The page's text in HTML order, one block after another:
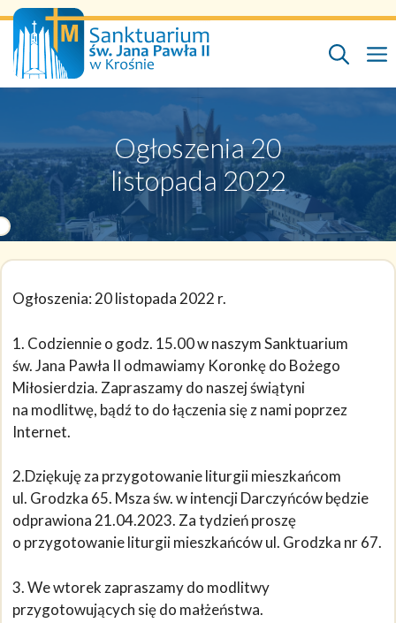
Przejdź
do
treści
Ogłoszenia 20
listopada 2022
Ogłoszenia: 20 listopada 2022 r.
1. Codziennie o godz. 15.00 w naszym Sanktuarium
św. Jana Pawła II odmawiamy Koronkę do Bożego
Miłosierdzia. Zapraszamy do naszej świątyni
na modlitwę, bądź to do łączenia się z nami poprzez
Internet.
2.Dziękuję za przygotowanie liturgii mieszkańcom
ul. Grodzka 65. Msza św. w intencji Darczyńców będzie
odprawiona 21.04.2023. Za tydzień proszę
o przygotowanie liturgii mieszkańców ul. Grodzka nr 67.
3. We wtorek zapraszamy do modlitwy
przygotowujących się do małżeństwa.